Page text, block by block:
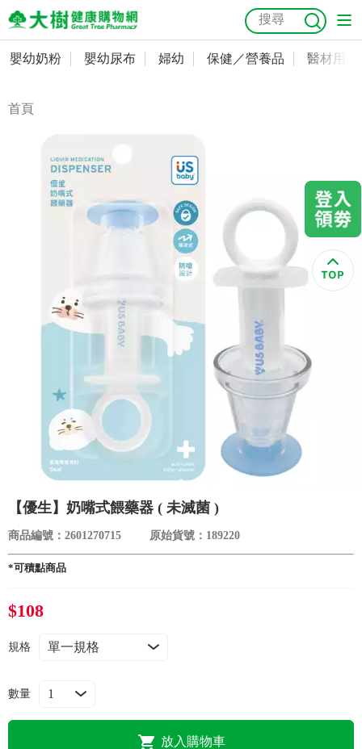
嬰幼奶粉
嬰幼尿布
保健／營養品
美容／個人清潔
名人嚴選
優惠活動
購物流程
常見問題
抗菌
會員資料及密碼修改
常用收件人清單
收藏清單
優惠券領取
嬰幼奶粉 嬰幼尿布 婦幼 保健／營養品 醫材用品
首頁
【優生】奶嘴式餵藥器 ( 未滅菌 )
商品編號：2601270715 原始貨號：189220
*可積點商品
$108
規格
數量
放入購物車